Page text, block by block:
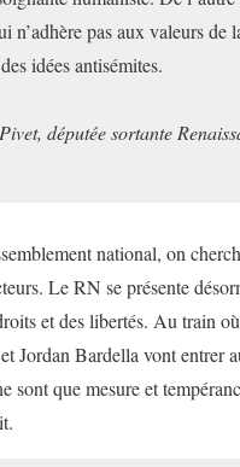
n’adhère pas aux valeurs de
idées antisémites.
députée sortante
national, on
Le RN se présente
et des libertés. Au train
Jordan Bardella vont entrer
sont que mesure et